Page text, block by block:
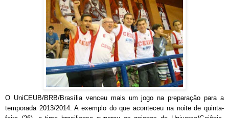
O UniCEUB/BRB/Brasília venceu mais um jogo na preparação para a
temporada 2013/2014. A exemplo do que aconteceu na noite de quinta-